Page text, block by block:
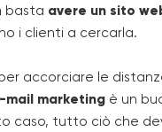
basta avere un sito
i clienti a cercarla.
accorciare le
mail marketing è un
caso, tutto ciò che